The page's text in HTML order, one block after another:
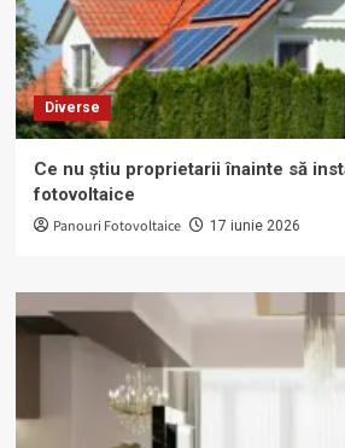
Diverse
Ce nu știu proprietarii înainte să
fotovoltaice
Panouri Fotovoltaice 17 iunie 2026